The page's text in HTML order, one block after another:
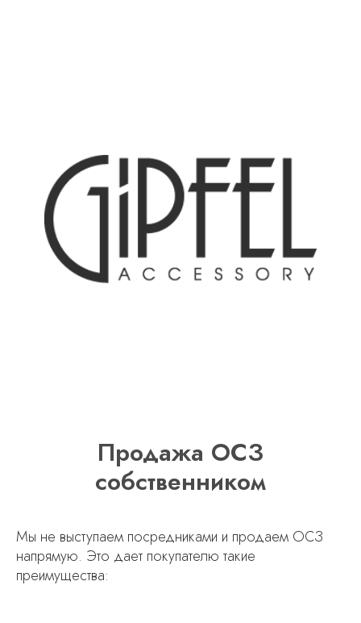
Продажа ОСЗ
собственником
Мы не выступаем посредниками и продаем ОСЗ
напрямую. Это дает покупателю такие
преимущества: